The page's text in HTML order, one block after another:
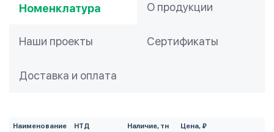
Номенклатура О продукции
Наши проекты Сертификаты
Доставка и оплата
Наименование НТД Наличие, тн Цена, ₽